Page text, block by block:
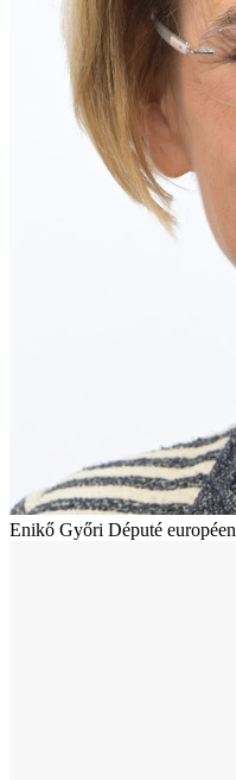
Enikő Győri Député européen